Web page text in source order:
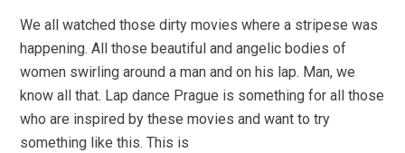
We all watched those dirty movies where a stripese was
happening. All those beautiful and angelic bodies of
women swirling around a man and on his lap. Man, we
know all that. Lap dance Prague is something for all those
who are inspired by these movies and want to try
something like this. This is